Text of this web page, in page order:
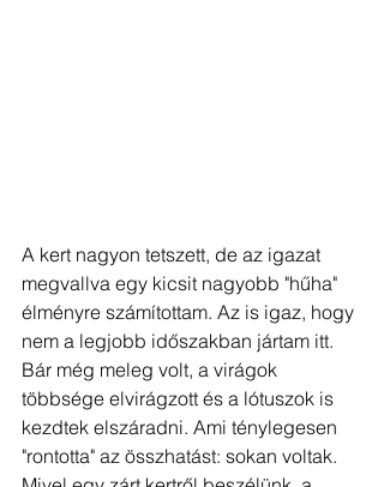
A kert nagyon tetszett, de az igazat
megvallva egy kicsit nagyobb "hűha"
élményre számítottam. Az is igaz, hogy
nem a legjobb időszakban jártam itt.
Bár még meleg volt, a virágok
többsége elvirágzott és a lótuszok is
kezdtek elszáradni. Ami ténylegesen
"rontotta" az összhatást: sokan voltak.